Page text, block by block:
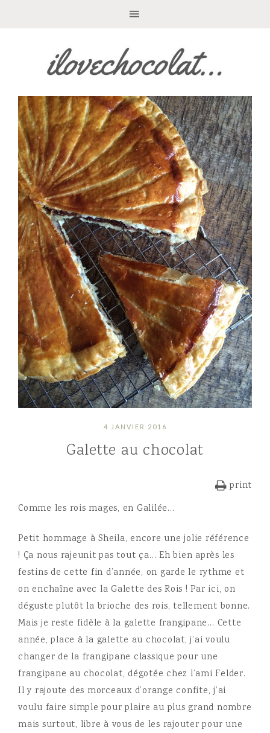
4 JANVIER 2016
Galette au chocolat
print
Comme les rois mages, en Galilée…
Petit hommage à Sheila, encore une jolie référence
! Ça nous rajeunit pas tout ça… Eh bien après les
festins de cette fin d’année, on garde le rythme et
on enchaîne avec la Galette des Rois ! Par ici, on
déguste plutôt la brioche des rois, tellement bonne.
Mais je reste fidèle à la galette frangipane… Cette
année, place à la galette au chocolat, j’ai voulu
changer de la frangipane classique pour une
frangipane au chocolat, dégotée chez l’ami Felder.
Il y rajoute des morceaux d’orange confite, j’ai
voulu faire simple pour plaire au plus grand nombre
mais surtout, libre à vous de les rajouter pour une